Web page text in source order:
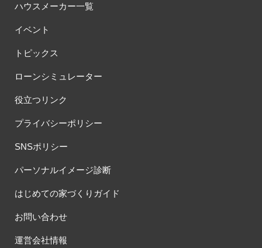
ハウスメーカー一覧
イベント
トピックス
ローンシミュレーター
役立つリンク
プライバシーポリシー
SNSポリシー
パーソナルイメージ診断
はじめての家づくりガイド
お問い合わせ
運営会社情報